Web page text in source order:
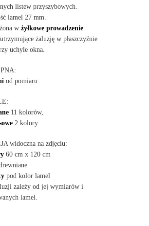
listew przyszybowych.
lamel 27 mm.
w żyłkowe prowadzenie
żaluzję w płaszczyźnie
uchyle okna.
od pomiaru
11 kolorów,
2 kolory
widoczna na zdjęciu:
60 cm x 120 cm
pod kolor lamel
zależy od jej wymiarów i
lamel.